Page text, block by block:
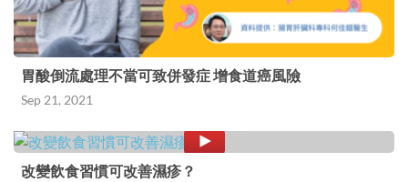
胃酸倒流處理不當可致併發症 增食道癌風險
Sep 21, 2021
改變飲食習慣可改善濕疹？